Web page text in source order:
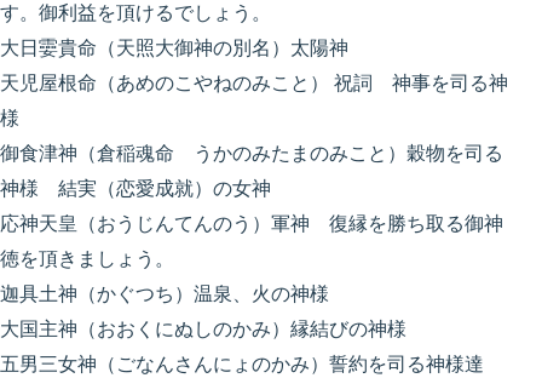
す。御利益を頂けるでしょう。
大日孁貴命（天照大御神の別名）太陽神
天児屋根命（あめのこやねのみこと） 祝詞 神事を司る神
様
御食津神（倉稲魂命 うかのみたまのみこと）穀物を司る
神様 結実（恋愛成就）の女神
応神天皇（おうじんてんのう）軍神 復縁を勝ち取る御神
徳を頂きましょう。
迦具土神（かぐつち）温泉、火の神様
大国主神（おおくにぬしのかみ）縁結びの神様
五男三女神（ごなんさんにょのかみ）誓約を司る神様達